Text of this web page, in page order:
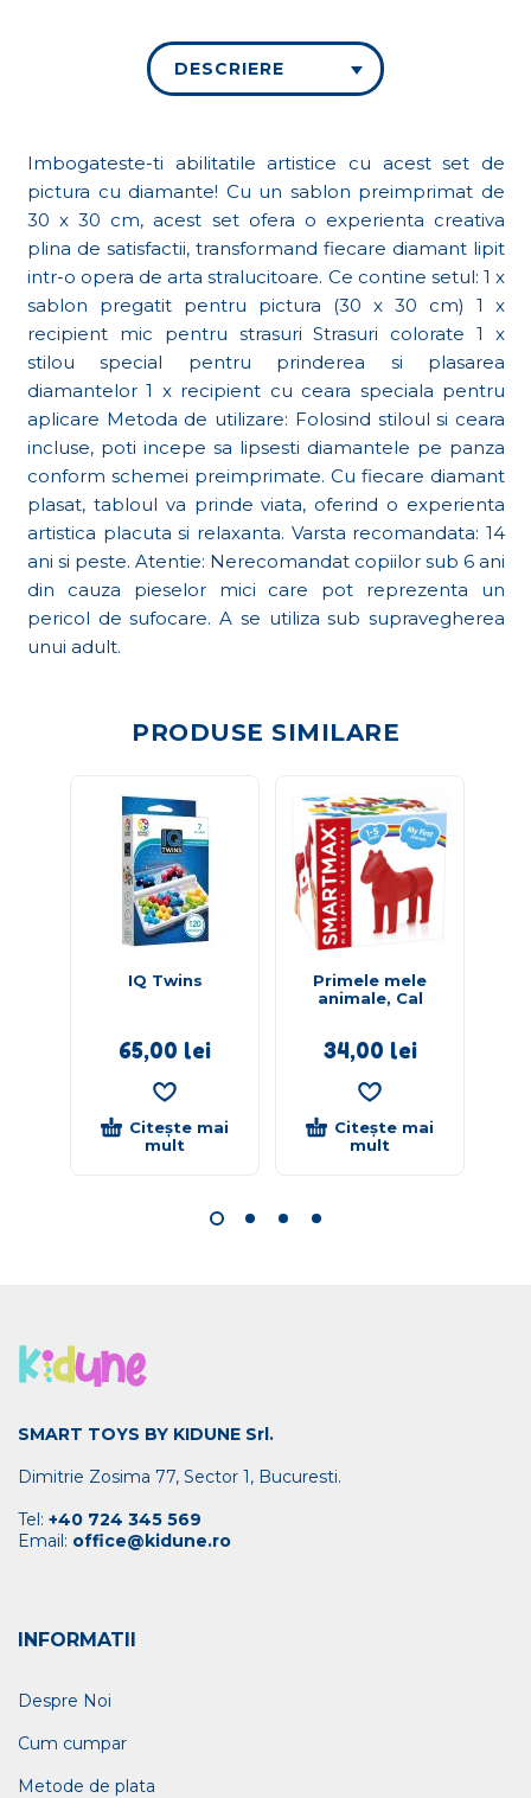
DESCRIERE
Imbogateste-ti abilitatile artistice cu acest set de
pictura cu diamante! Cu un sablon preimprimat de
30 x 30 cm, acest set ofera o experienta creativa
plina de satisfactii, transformand fiecare diamant lipit
intr-o opera de arta stralucitoare. Ce contine setul: 1 x
sablon pregatit pentru pictura (30 x 30 cm) 1 x
recipient mic pentru strasuri Strasuri colorate 1 x
stilou special pentru prinderea si plasarea
diamantelor 1 x recipient cu ceara speciala pentru
aplicare Metoda de utilizare: Folosind stiloul si ceara
incluse, poti incepe sa lipsesti diamantele pe panza
conform schemei preimprimate. Cu fiecare diamant
plasat, tabloul va prinde viata, oferind o experienta
artistica placuta si relaxanta. Varsta recomandata: 14
ani si peste. Atentie: Nerecomandat copiilor sub 6 ani
din cauza pieselor mici care pot reprezenta un
pericol de sufocare. A se utiliza sub supravegherea
unui adult.
PRODUSE SIMILARE
IQ Twins
65,00 lei
Citește mai
mult
Primele mele
animale, Cal
34,00 lei
Citește mai
mult
SMART TOYS BY KIDUNE Srl.
Dimitrie Zosima 77, Sector 1, Bucuresti.
Tel: +40 724 345 569
Email: office@kidune.ro
INFORMATII
Despre Noi
Cum cumpar
Metode de plata